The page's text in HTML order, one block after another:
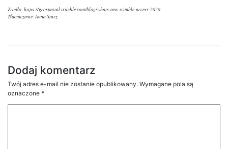
Źródło: https://geospatial.trimble.com/blog/whats-new-trimble-access-2020
Tłumaczenie: Anna Starz
Dodaj komentarz
Twój adres e-mail nie zostanie opublikowany. Wymagane pola są
oznaczone *